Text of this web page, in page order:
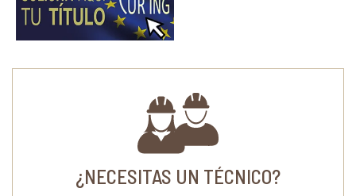
¿NECESITAS UN TÉCNICO?